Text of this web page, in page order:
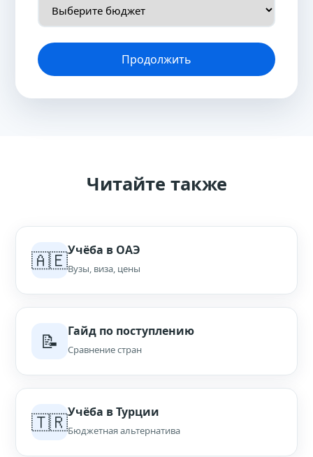
Продолжить
Читайте также
🇦🇪Учёба в ОАЭ
Вузы, виза, цены
📝 Гайд по поступлению
Сравнение стран
🇹🇷Учёба в Турции
Бюджетная альтернатива